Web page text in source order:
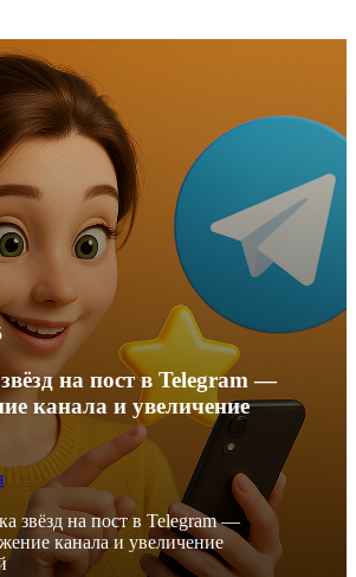
на пост в Telegram —
канала и увеличение
звёзд на пост в Telegram —
канала и увеличение